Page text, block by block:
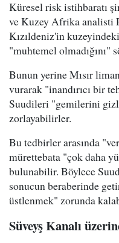
Küresel risk istihbaratı
ve Kuzey Afrika analisti
Kızıldeniz'in
"muhtemel olmadığını"
Bunun yerine Mısır
vurarak "inandırıcı bir
Suudileri "gemilerini
zorlayabilirler.
Bu tedbirler arasında
mürettebata "çok daha
bulunabilir. Böylece
sonucun beraberinde
üstlenmek" zorunda
Süveyş Kanalı